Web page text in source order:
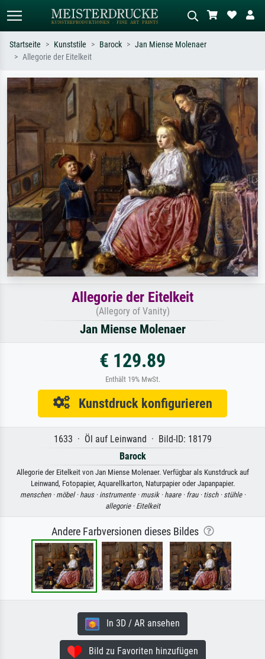
Suchen Sie nach Künstlern, Werktiteln
oder Stilen – z.B. Monet,
Sternennacht, Impressionismus, Welle
Hokusai, Akt.
Beschreiben Sie die Szene – z.B. Grüne
Wiese, Abstrakt mit viel Rot, Dunkles
Ölgemälde, Stehender Akt neben einem
Baum.
Startseite Kunststile Barock
Jan Miense Molenaer
Allegorie der Eitelkeit
Allegorie der Eitelkeit
(Allegory of Vanity)
Jan Miense Molenaer
€ 129.89
Enthält 19% MwSt.
Kunstdruck konfigurieren
1633 · Öl auf Leinwand · Bild-ID: 18179
Barock
Allegorie der Eitelkeit von Jan Miense Molenaer. Verfügbar als Kunstdruck auf
Leinwand, Fotopapier, Aquarellkarton, Naturpapier oder Japanpapier.
menschen · möbel · haus · instrumente · musik · haare · frau · tisch · stühle ·
allegorie · Eitelkeit
Andere Farbversionen dieses Bildes
In 3D / AR ansehen
Bild zu Favoriten hinzufügen